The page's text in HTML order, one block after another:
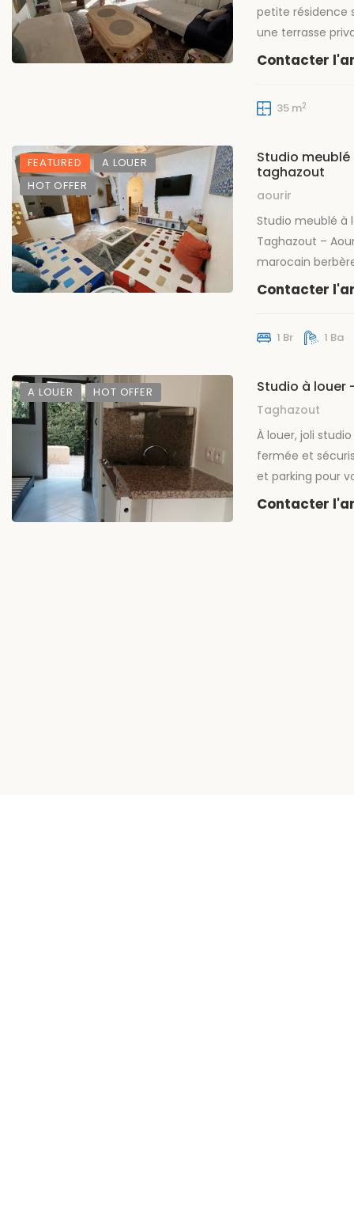
petite résidence
une terrasse
d’une chambre
lumineux, parfait
Contacter
35 m2
FEATURED
A LOUER
HOT OFFER
Studio meublé
taghazout
aourir
Studio meublé à
Taghazout –
marocain
comprenant une
petite résidence
paisible. Parfait
Contacter
1 Br 1 Ba
A LOUER HOT OFFER Studio à louer
Taghazout
À louer, joli
fermée et
et parking pour
Caractéristiques
Contacter